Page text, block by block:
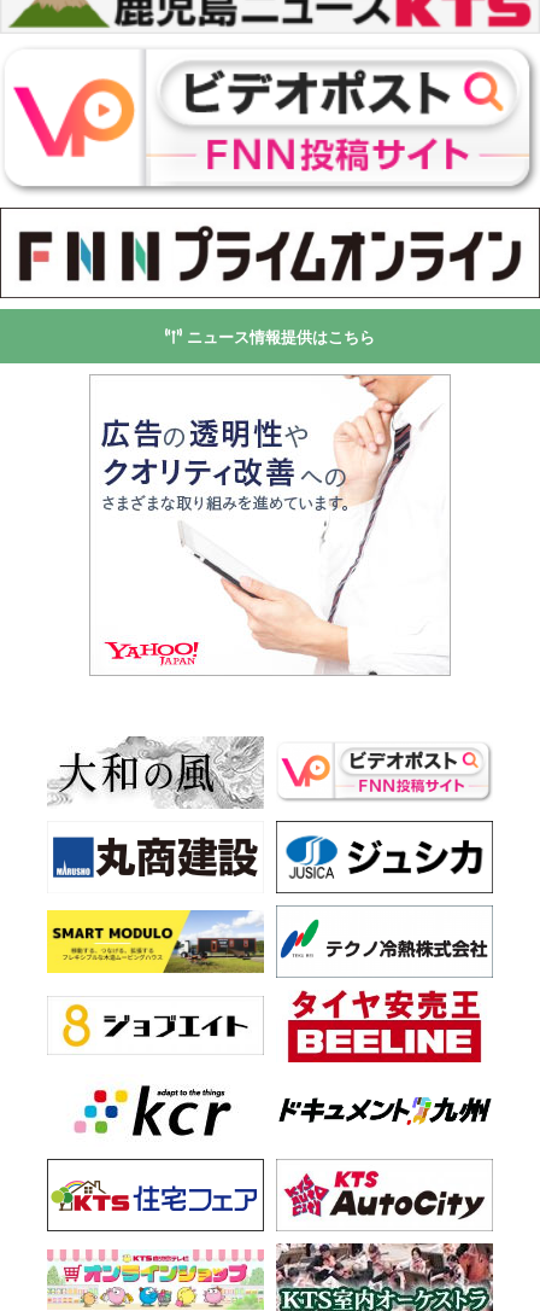
ニュース情報提供はこちら